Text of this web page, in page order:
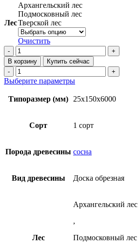
Лес
Архангельский лес
Подмосковный лес
Тверской лес
Очистить
Количество
товара
Доска
обрезная
25х150х6000
1
В корзину Купить сейчас
Количество
товара
Доска
обрезная
25х150х6000
из
сосны
Выберите параметрыЭтот
имеет
Опции
на
Типоразмер (мм) 25x150x6000
Сорт 1 сорт
Порода древесины сосна
Вид древесины Доска обрезная
Лес
Архангельский лес
,
Подмосковный лес